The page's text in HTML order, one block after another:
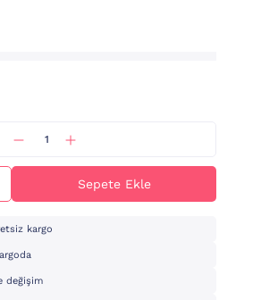
Sepete Ekle
kargo
değişim